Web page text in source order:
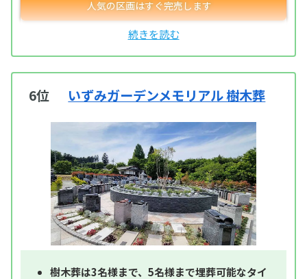
6位 いずみガーデンメモリアル 樹木葬
樹木葬は3名様まで、5名様まで埋葬可能なタイ